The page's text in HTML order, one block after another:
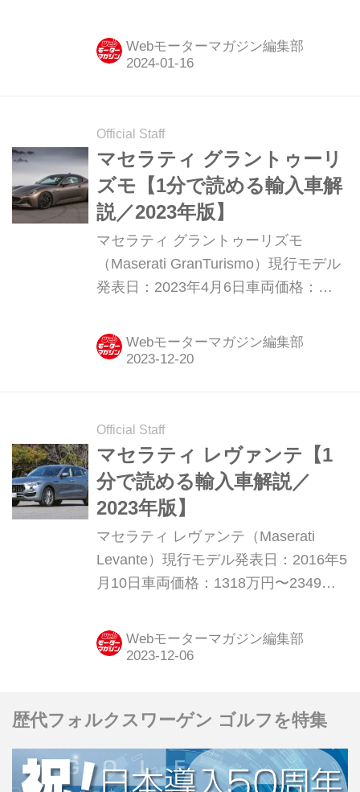
Webモーターマガジン編集部
Official Staff
マセラティ グラントゥーリ
ズモ【1分で読める輸入車解
説／2023年版】
マセラティ グラントゥーリズモ
（Maserati GranTurismo）現行モデル
発表日：2023年4月6日車両価格：
Webモーターマガジン編集部
Official Staff
マセラティ レヴァンテ【1
分で読める輸入車解説／
2023年版】
マセラティ レヴァンテ（Maserati
Levante）現行モデル発表日：2016年5
月10日車両価格：1318万円〜2349万
Webモーターマガジン編集部
歴代フォルクスワーゲン ゴルフを特集